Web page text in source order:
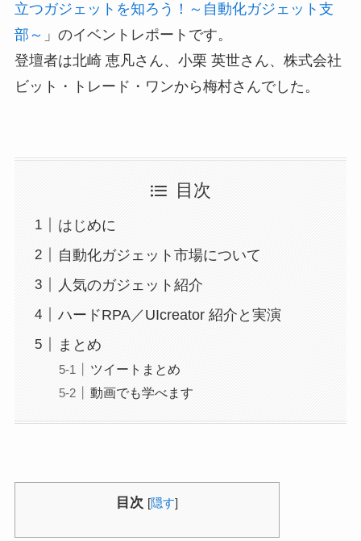
立つガジェットを知ろう！～自動化ガジェット支
部～ 」のイベントレポートです。
登壇者は北崎 恵凡さん、小栗 英世さん、株式会社
ビット・トレード・ワンから梅村さんでした。
目次
はじめに
自動化ガジェット市場について
人気のガジェット紹介
ハードRPA／UIcreator 紹介と実演
まとめ
ツイートまとめ
動画でも学べます
目次 [隠す]